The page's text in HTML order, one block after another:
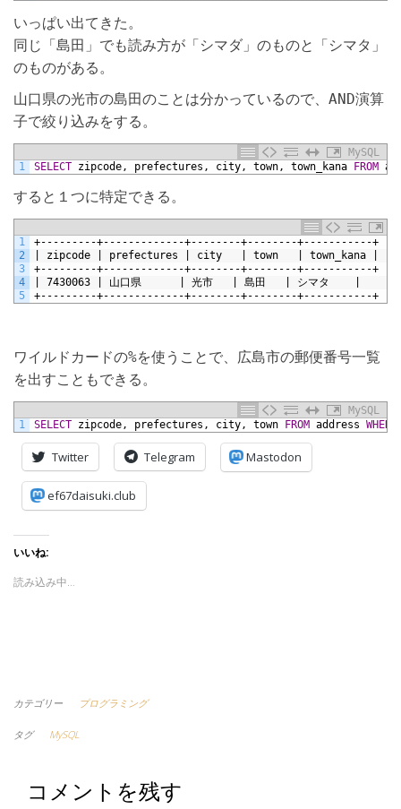
いっぱい出てきた。
同じ「島田」でも読み方が「シマダ」のものと「シマタ」
のものがある。
山口県の光市の島田のことは分かっているので、 AND演算
子で絞り込みをする。
MySQL
1
SELECT zipcode, prefectures, city, town, town_kana FROM
すると１つに特定できる。
1
2
3
4
5
+---------+-------------+--------+--------+-----------+
| zipcode | prefectures | city   | town   | town_kana |
+---------+-------------+--------+--------+-----------+
| 7430063 | 山口県      | 光市   | 島田   | シマタ    |
+---------+-------------+--------+--------+-----------+
ワイルドカードの%を使うことで、広島市の郵便番号一覧
を出すこともできる。
MySQL
1
SELECT zipcode, prefectures, city, town FROM address WHERE
Twitter Telegram Mastodon
ef67daisuki.club
いいね:
読み込み中…
カテゴリー プログラミング
タグ MySQL
コメントを残す